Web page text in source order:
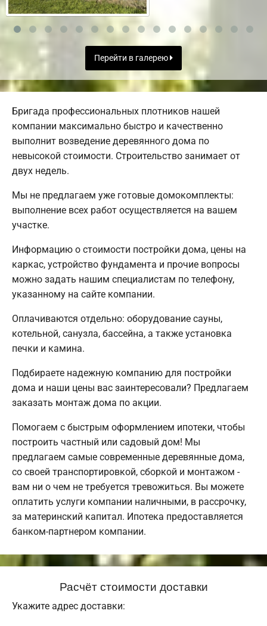
Перейти в галерею
Бригада профессиональных плотников нашей
компании максимально быстро и качественно
выполнит возведение деревянного дома по
невысокой стоимости. Строительство занимает от
двух недель.
Мы не предлагаем уже готовые домокомплекты:
выполнение всех работ осуществляется на вашем
участке.
Информацию о стоимости постройки дома, цены на
каркас, устройство фундамента и прочие вопросы
можно задать нашим специалистам по телефону,
указанному на сайте компании.
Оплачиваются отдельно: оборудование сауны,
котельной, санузла, бассейна, а также установка
печки и камина.
Подбираете надежную компанию для постройки
дома и наши цены вас заинтересовали? Предлагаем
заказать монтаж дома по акции.
Помогаем с быстрым оформлением ипотеки, чтобы
построить частный или садовый дом! Мы
предлагаем самые современные деревянные дома,
со своей транспортировкой, сборкой и монтажом -
вам ни о чем не требуется тревожиться. Вы можете
оплатить услуги компании наличными, в рассрочку,
за материнский капитал. Ипотека предоставляется
банком-партнером компании.
Расчёт стоимости доставки
Укажите адрес доставки: